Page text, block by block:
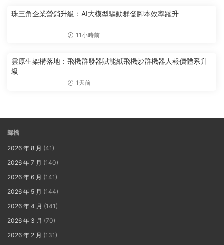
珠三角企業營銷升級：AI大模型驅動群發腳本效率躍升
11小時前
雲原生架構落地：飛機群發器賦能紙飛機炒群機器人報價體系升
級
1天前
歸檔
2026 年 8 月 (41)
2026 年 7 月 (140)
2026 年 6 月 (141)
2026 年 5 月 (144)
2026 年 4 月 (141)
2026 年 3 月 (70)
2026 年 2 月 (131)